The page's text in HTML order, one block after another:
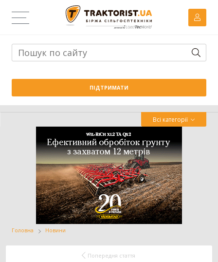
ПІДТРИМАТИ
Тема дня:Велика вага проти важких ґрунтів: як Wishek
842N працює на Житомирщині
Всі категорії
Трактор Комбайн Навантажувач
Сівалка Обробіток грунту Обприскувач
Жатка Вантажівка Заготівля сіна
Головна Новини
Попередня стаття